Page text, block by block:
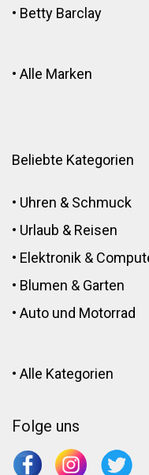
• Betty Barclay
• Alle Marken
Beliebte Kategorien
• Uhren & Schmuck
• Urlaub & Reisen
• Elektronik &
• Blumen & Garten
• Auto und Motorrad
• Alle Kategorien
Folge uns